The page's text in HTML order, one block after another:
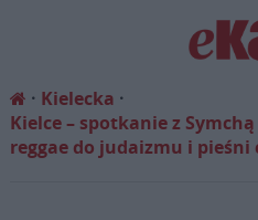
Kielecka
Kielce – spotkanie z
reggae do judaizmu i pieśni